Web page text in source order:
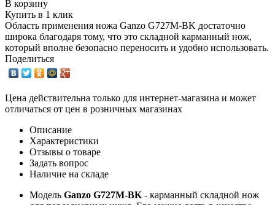
В корзину
Купить в 1 клик
Область применения ножа Ganzo G727M-BK достаточно
широка благодаря тому, что это складной карманный нож,
который вполне безопасно переносить и удобно использовать.
Поделиться
Цена действительна только для интернет-магазина и может
отличаться от цен в розничных магазинах
Описание
Характеристики
Отзывы о товаре
Задать вопрос
Наличие на складе
Модель Ganzo G727M-BK - карманный складной нож